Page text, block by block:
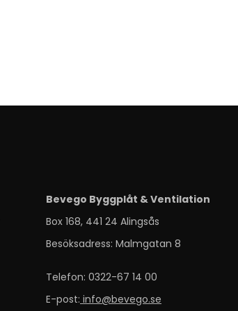
Bevego Byggplåt & Ventilation
Box 168, 441 24 Alingsås
Besöksadress: Malmgatan 8
Telefon: 0322-67 14 00
E-post: info@bevego.se